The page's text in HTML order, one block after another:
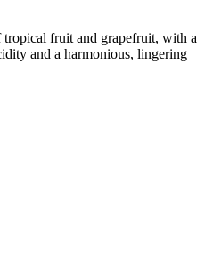
tropical fruit and grapefruit, with a
and a harmonious, lingering